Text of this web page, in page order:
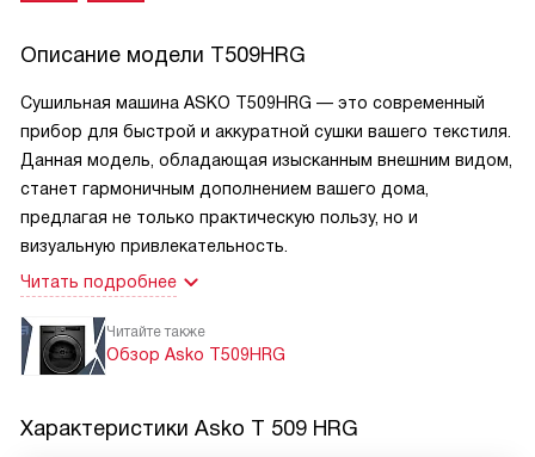
Описание модели T509HRG
Сушильная машина ASKO T509HRG — это современный
прибор для быстрой и аккуратной сушки вашего текстиля.
Данная модель, обладающая изысканным внешним видом,
станет гармоничным дополнением вашего дома,
предлагая не только практическую пользу, но и
визуальную привлекательность.
Читать подробнее
Читайте также
Обзор Asko T509HRG
Характеристики Asko T 509 HRG